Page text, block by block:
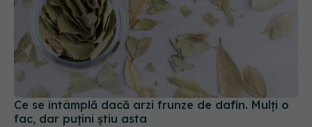
Ce se întâmplă dacă arzi frunze de dafin. Mulți o
fac, dar puțini știu asta